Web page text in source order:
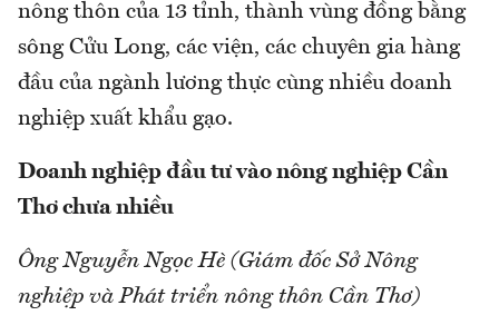
nông thôn của 13 tỉnh, thành vùng đồng bằng
sông Cửu Long, các viện, các chuyên gia hàng
đầu của ngành lương thực cùng nhiều doanh
nghiệp xuất khẩu gạo.
Doanh nghiệp đầu tư vào nông nghiệp Cần
Thơ chưa nhiều
Ông Nguyễn Ngọc Hè (Giám đốc Sở Nông
nghiệp và Phát triển nông thôn Cần Thơ)